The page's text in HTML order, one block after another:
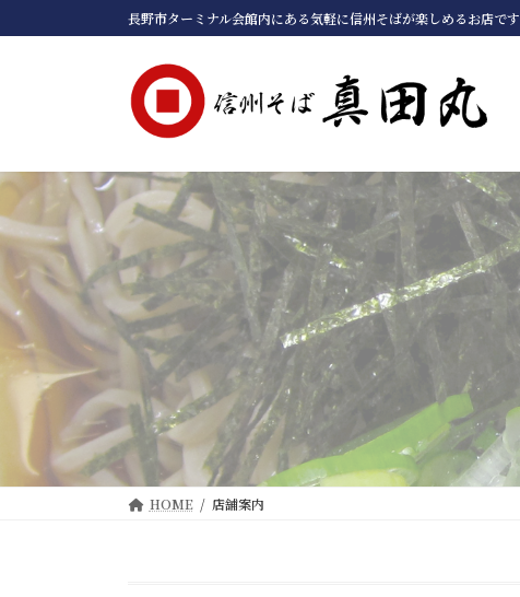
ン
キ
ッ
プ
ビ
に
移
動
長野市ターミナル会館内にある気軽に信州そばが楽しめるお店です
HOME 店舗案内